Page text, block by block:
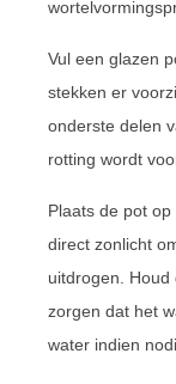
Vul een glazen
stekken er
onderste delen
rotting wordt
Plaats de pot
direct zonlicht
uitdrogen.
zorgen dat het
water indien